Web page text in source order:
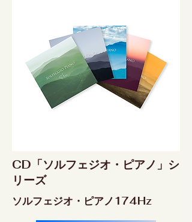
CD「ソルフェジオ・ピアノ」シ
リーズ
ソルフェジオ・ピアノ174Hz